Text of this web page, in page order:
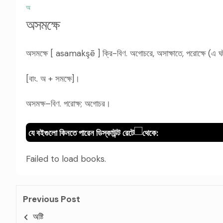
অ
অসমক্ষে
অসমক্ষে [ asamakşē ] ক্রি-বিণ. অগোচরে, অসাক্ষাতে, পরোক্ষে (এ
[বাং. অ + সমক্ষে]।
অসমক্ষ–বিণ. পরোক্ষ; অগোচর।
যে বইগুলো কিনতে পারেন ডিস্কাউন্ট রেটে থেকে:
Failed to load books.
Previous Post
অষ্টি